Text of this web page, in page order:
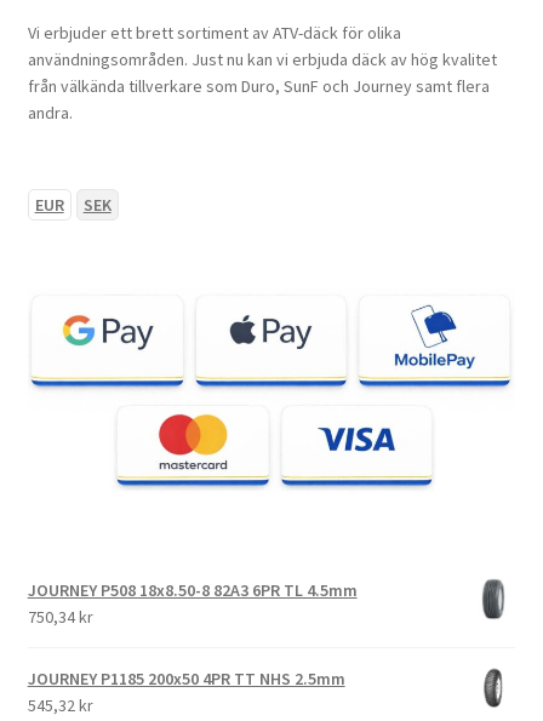
Vi erbjuder ett brett sortiment av ATV-däck för olika
användningsområden. Just nu kan vi erbjuda däck av hög kvalitet
från välkända tillverkare som Duro, SunF och Journey samt flera
andra.
EUR SEK
JOURNEY P508 18x8.50-8 82A3 6PR TL 4.5mm
750,34 kr
JOURNEY P1185 200x50 4PR TT NHS 2.5mm
545,32 kr